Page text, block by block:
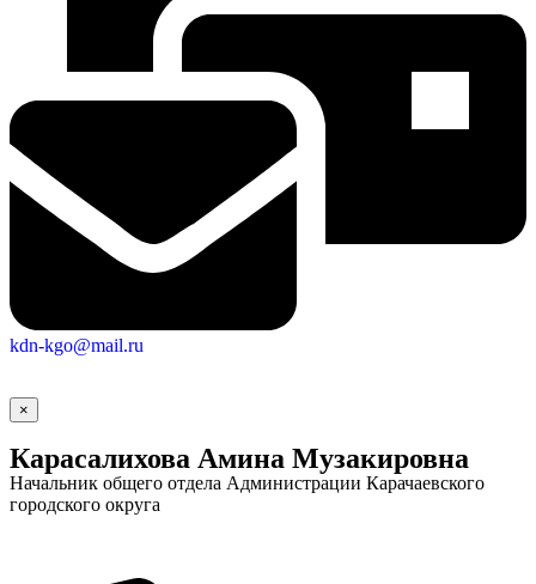
kdn-kgo@mail.ru
×
Карасалихова Амина Музакировна
Начальник общего отдела Администрации Карачаевского
городского округа